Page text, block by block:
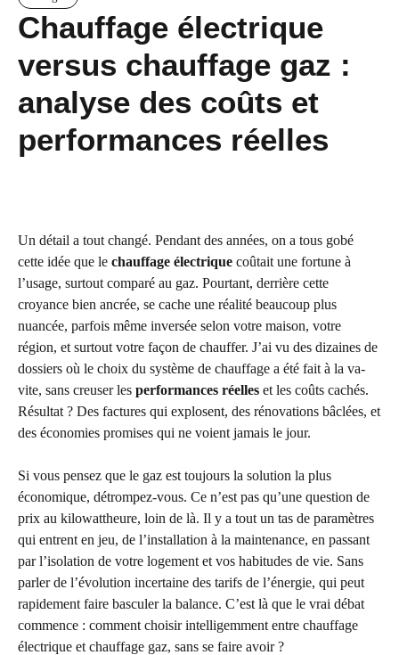
Chauffage électrique
versus chauffage gaz :
analyse des coûts et
performances réelles
Un détail a tout changé. Pendant des années, on a tous gobé
cette idée que le chauffage électrique coûtait une fortune à
l’usage, surtout comparé au gaz. Pourtant, derrière cette
croyance bien ancrée, se cache une réalité beaucoup plus
nuancée, parfois même inversée selon votre maison, votre
région, et surtout votre façon de chauffer. J’ai vu des dizaines de
dossiers où le choix du système de chauffage a été fait à la va-
vite, sans creuser les performances réelles et les coûts cachés.
Résultat ? Des factures qui explosent, des rénovations bâclées, et
des économies promises qui ne voient jamais le jour.
Si vous pensez que le gaz est toujours la solution la plus
économique, détrompez-vous. Ce n’est pas qu’une question de
prix au kilowattheure, loin de là. Il y a tout un tas de paramètres
qui entrent en jeu, de l’installation à la maintenance, en passant
par l’isolation de votre logement et vos habitudes de vie. Sans
parler de l’évolution incertaine des tarifs de l’énergie, qui peut
rapidement faire basculer la balance. C’est là que le vrai débat
commence : comment choisir intelligemment entre chauffage
électrique et chauffage gaz, sans se faire avoir ?